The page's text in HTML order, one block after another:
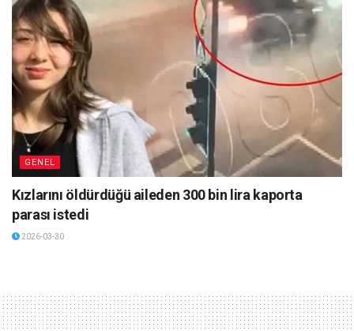
GENEL
Kızlarını öldürdüğü aileden 300 bin lira kaporta
parası istedi
2026-03-30